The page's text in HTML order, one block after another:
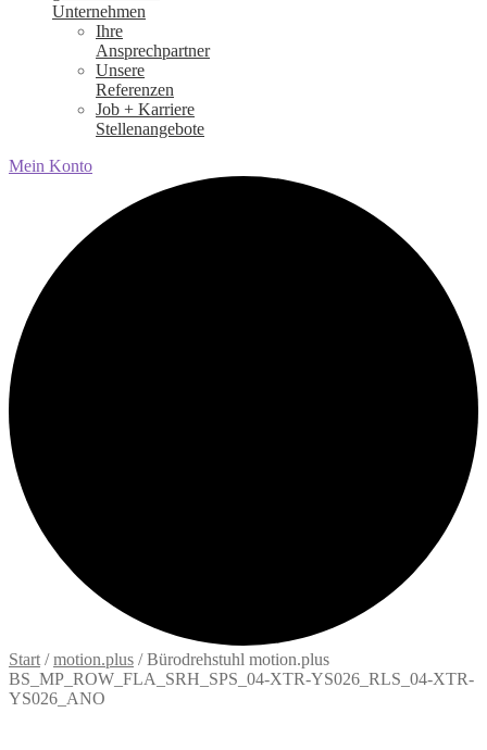
Unternehmen
Ihre
Ansprechpartner
Unsere
Referenzen
Job + Karriere
Stellenangebote
Mein Konto
Start /motion.plus /Bürodrehstuhl motion.plus
BS_MP_ROW_FLA_SRH_SPS_04-XTR-YS026_RLS_04-XTR-
YS026_ANO